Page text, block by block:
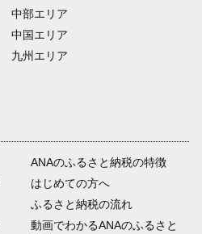
中部エリア
中国エリア
九州エリア
ANAのふるさと納税の特徴
はじめての方へ
ふるさと納税の流れ
動画でわかるANAのふるさと